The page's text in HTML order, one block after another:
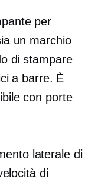
per
un marchio
di stampare
a barre. È
con porte
lateraledi
di